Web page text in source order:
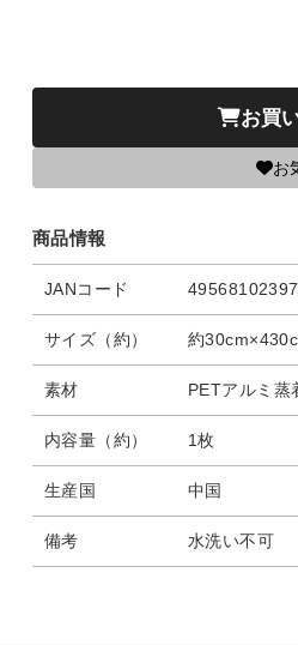
お買
お
商品情報
JANコード
サイズ（約） 約
素材 PETアルミ蒸
内容量（約） 1枚
生産国 中国
備考 水洗い不可